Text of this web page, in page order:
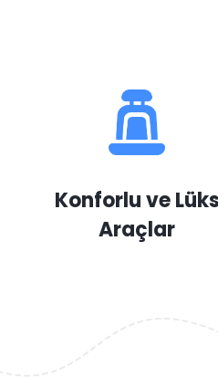
Konforlu ve Lüks
Araçlar